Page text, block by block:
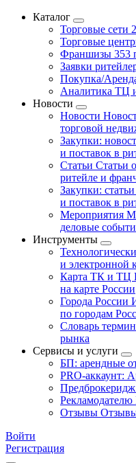
Каталог
Торговые сети
Торговые
Франшизы 353
Заявки
Покупка/
Аналитика ТЦ
Новости
Новости
торговой
Закупки:
и поставок в
Статьи Статьи
ритейле и
Закупки: статьи
и поставок в
Мероприятия
деловые
Инструменты
и электронной
Карта ТК и ТЦ
на карте России
Города России
по городам
Словарь
рынка
Сервисы и услуги
БП: арендные
PRO-аккаунт:
Предброкеридж
Рекламодателю
Отзывы
Войти
Регистрация